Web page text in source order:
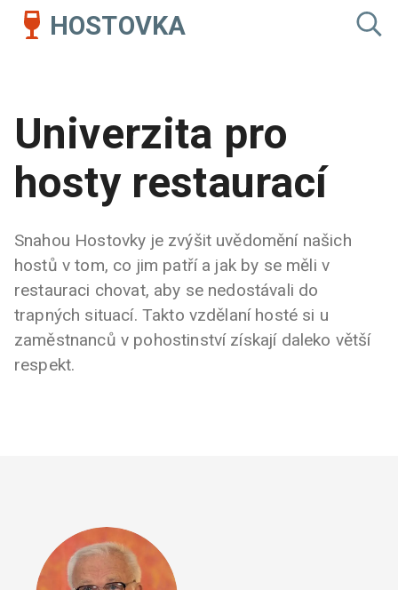
HOSTOVKA
Univerzita pro
hosty restaurací
Snahou Hostovky je zvýšit uvědomění našich
hostů v tom, co jim patří a jak by se měli v
restauraci chovat, aby se nedostávali do
trapných situací. Takto vzdělaní hosté si u
zaměstnanců v pohostinství získají daleko větší
respekt.